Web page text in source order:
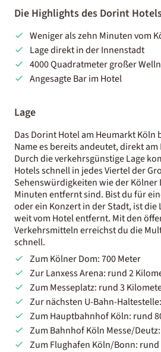
Die Highlights des Dorint
Weniger als zehn Minuten vom
Lage direkt in der Innenstadt
4000 Quadratmeter großer
Angesagte Bar im Hotel
Lage
Das Dorint Hotel am Heumarkt Köln
Name es bereits andeutet, direkt
Durch die verkehrsgünstige Lage
Hotels schnell in jedes Viertel der
Sehenswürdigkeiten wie der Kölner
Minuten entfernt sind. Bist du für
oder ein Konzert in der Stadt, ist die
weit vom Hotel entfernt. Mit den
Verkehrsmitteln erreichst du die
schnell.
Zum Kölner Dom: 700 Meter
Zur Lanxess Arena: rund 2
Zum Messeplatz: rund 3
Zur nächsten U-Bahn-
Zum Hauptbahnhof Köln: rund
Zum Bahnhof Köln Messe/
Zum Flughafen Köln/Bonn: